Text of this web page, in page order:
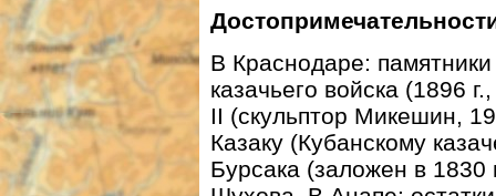
В Краснодаре: памятники
казачьего войска (1896
II (скульптор Микешин,
Казаку (Кубанскому
Бурсака (заложен в